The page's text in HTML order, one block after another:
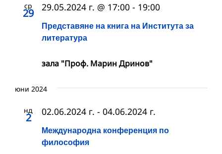
ср
29
Представяне на книга на Института за
литература
29.05.2024 г. @ 17:00 - 19:00
зала "Проф. Марин Дринов"
юни 2024
нд
2
Международна конференция по
философия
02.06.2024 г. - 04.06.2024 г.